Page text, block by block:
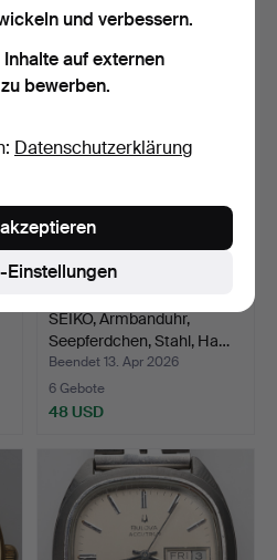
9 Gebote
SEIKO, Armbanduhr,
Seepferdchen, Stahl, Ha…
Beendet 13. Apr 2026
6 Gebote
48 USD
und verbessern.
auf externen
bewerben.
Datenschutzerklärung
Einstellungen